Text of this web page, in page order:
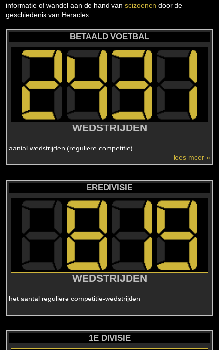
informatie of wandel aan de hand van seizoenen door de
geschiedenis van Heracles.
BETAALD VOETBAL
WEDSTRIJDEN
aantal wedstrijden (reguliere competitie)
lees meer »
EREDIVISIE
WEDSTRIJDEN
het aantal reguliere competitie-wedstrijden
1E DIVISIE